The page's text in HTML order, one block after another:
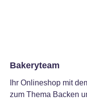
Bakeryteam
Ihr Onlineshop mit
zum Thema Backen